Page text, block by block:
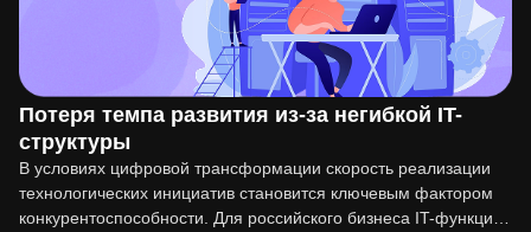
Потеря темпа развития из-за негибкой IT-
структуры
В условиях цифровой трансформации скорость реализации
технологических инициатив становится ключевым фактором
конкурентоспособности. Для российского бизнеса IT-функция